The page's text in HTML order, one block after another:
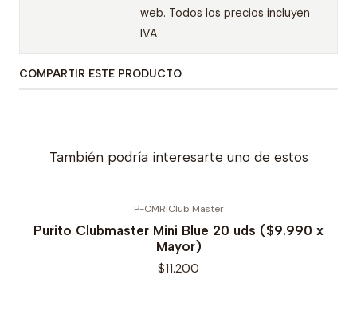
web. Todos los precios incluyen
IVA.
COMPARTIR ESTE PRODUCTO
También podría interesarte uno de estos
P-CMR|Club Master
Purito Clubmaster Mini Blue 20 uds ($9.990 x
Mayor)
$11.200